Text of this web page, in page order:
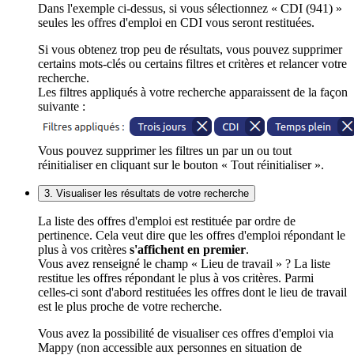
Dans l'exemple ci-dessus, si vous sélectionnez « CDI (941) »
seules les offres d'emploi en CDI vous seront restituées.
Si vous obtenez trop peu de résultats, vous pouvez supprimer
certains mots-clés ou certains filtres et critères et relancer votre
recherche.
Les filtres appliqués à votre recherche apparaissent de la façon
suivante :
Vous pouvez supprimer les filtres un par un ou tout
réinitialiser en cliquant sur le bouton « Tout réinitialiser ».
3. Visualiser les résultats de votre recherche
La liste des offres d'emploi est restituée par ordre de
pertinence. Cela veut dire que les offres d'emploi répondant le
plus à vos critères s'affichent en premier.
Vous avez renseigné le champ « Lieu de travail » ? La liste
restitue les offres répondant le plus à vos critères. Parmi
celles-ci sont d'abord restituées les offres dont le lieu de travail
est le plus proche de votre recherche.
Vous avez la possibilité de visualiser ces offres d'emploi via
Mappy (non accessible aux personnes en situation de